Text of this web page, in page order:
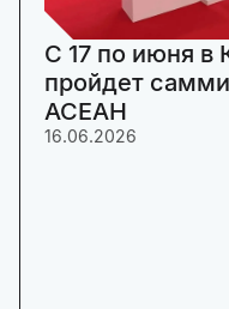
C 17 по июня в
пройдет
АСЕАН
16.06.2026